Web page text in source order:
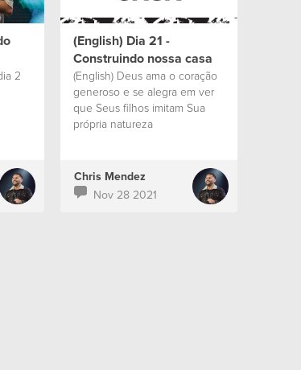
2
(English) Dia 21 -
Construindo nossa casa
(English) Deus ama o coração
generoso e se alegra em ver
que Seus filhos imitam Sua
própria natureza
Chris Mendez
Nov 28 2021